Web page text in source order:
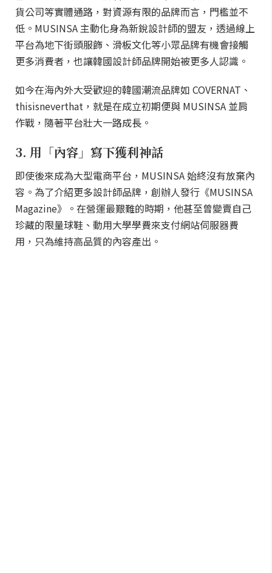
貨公司等實體通路，對資源有限的品牌而言，門檻並不
低。MUSINSA 主動化身為新銳設計師的盟友，透過線上
平台為地下街頭服飾、滑板文化等小眾品牌有機會接觸
更多消費者，也讓韓國設計師品牌開始被更多人認識。
如今在海內外大受歡迎的韓國潮流品牌如 COVERNAT、
thisisneverthat，就是在成立初期便與 MUSINSA 並肩
作戰，隨著平台壯大一路成長。
3. 用「內容」寫下獲利神話
即使後來成為大型電商平台，MUSINSA 始終沒有放棄內
容。為了介紹更多設計師品牌，創辦人發行《MUSINSA
Magazine》。在營運最艱難的時期，他甚至曾變賣自己
珍藏的限量球鞋、動用大學學費來支付網站伺服器費
用，只為維持高品質的內容產出。